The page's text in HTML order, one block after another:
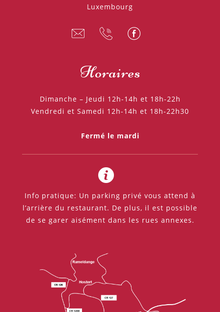
Luxembourg
Horaires
Dimanche – Jeudi 12h-14h et 18h-22h
Vendredi et Samedi 12h-14h et 18h-22h30
Fermé le mardi
Info pratique: Un parking privé vous attend à
l’arrière du restaurant. De plus, il est possible
de se garer aisément dans les rues annexes.